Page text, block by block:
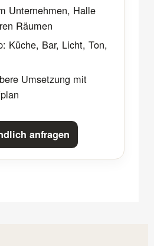
Unternehmen, Halle
Räumen
Küche, Bar, Licht, Ton,
Umsetzung mit
anfragen